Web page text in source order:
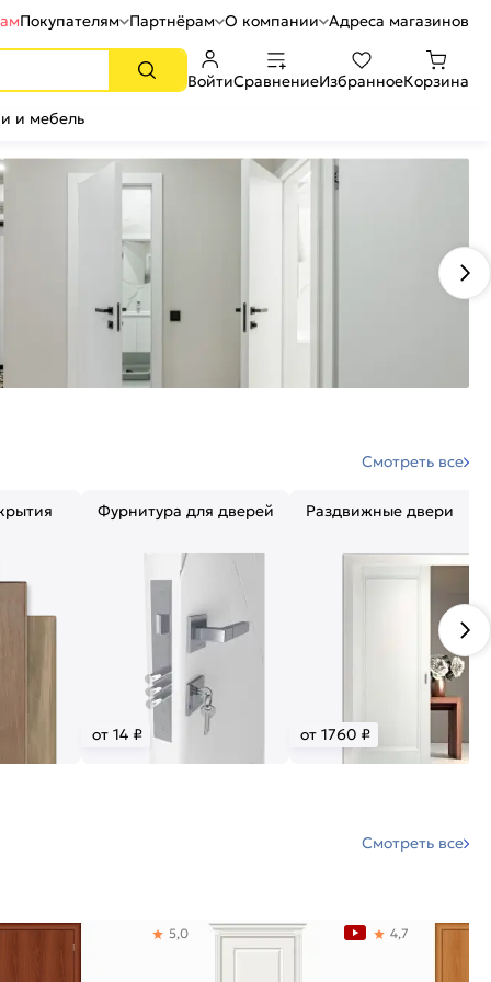
Покупателям Партнёрам О компании Адреса магазинов
ВойтиСравнениеИзбранноеКорзина
и мебель
Смотреть все
Фурнитура для дверей
от 14 ₽
Раздвижные двери
от 1760 ₽
Смотреть все
5,0 4,7